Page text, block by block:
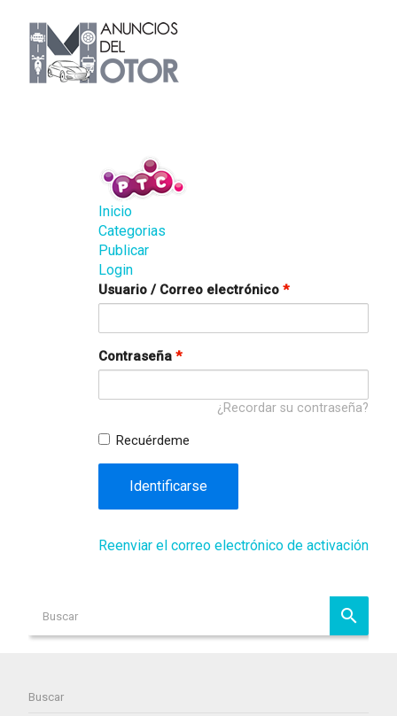
Inicio
Categorias
Publicar
Login
Usuario / Correo electrónico *
Contraseña *
¿Recordar su contraseña?
Recuérdeme
Identificarse
Reenviar el correo electrónico de activación